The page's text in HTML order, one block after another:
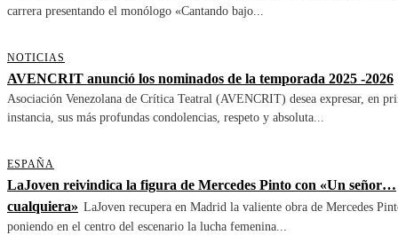
carrera presentando el monólogo «Cantando bajo...
NOTICIAS
AVENCRIT anunció los nominados de la temporada 2025 -2026
Asociación Venezolana de Crítica Teatral (AVENCRIT) desea expresar, en
instancia, sus más profundas condolencias, respeto y absoluta...
ESPAÑA
LaJoven reivindica la figura de Mercedes Pinto con «Un señor…
cualquiera» LaJoven recupera en Madrid la valiente obra de Mercedes
poniendo en el centro del escenario la lucha femenina...